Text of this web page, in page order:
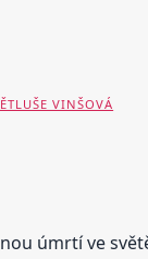
VINŠOVÁ
úmrtí ve